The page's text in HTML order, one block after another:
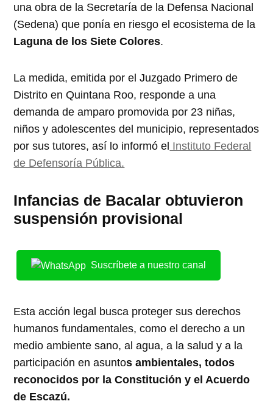
una obra de la Secretaría de la Defensa Nacional
(Sedena) que ponía en riesgo el ecosistema de la
Laguna de los Siete Colores.
La medida, emitida por el Juzgado Primero de
Distrito en Quintana Roo, responde a una
demanda de amparo promovida por 23 niñas,
niños y adolescentes del municipio, representados
por sus tutores, así lo informó el Instituto Federal
de Defensoría Pública.
Infancias de Bacalar obtuvieron
suspensión provisional
Suscríbete a nuestro canal
Esta acción legal busca proteger sus derechos
humanos fundamentales, como el derecho a un
medio ambiente sano, al agua, a la salud y a la
participación en asuntos ambientales, todos
reconocidos por la Constitución y el Acuerdo
de Escazú.